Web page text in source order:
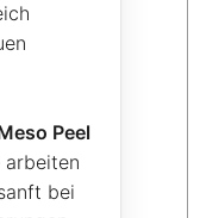
Peel
arbeiten
bei